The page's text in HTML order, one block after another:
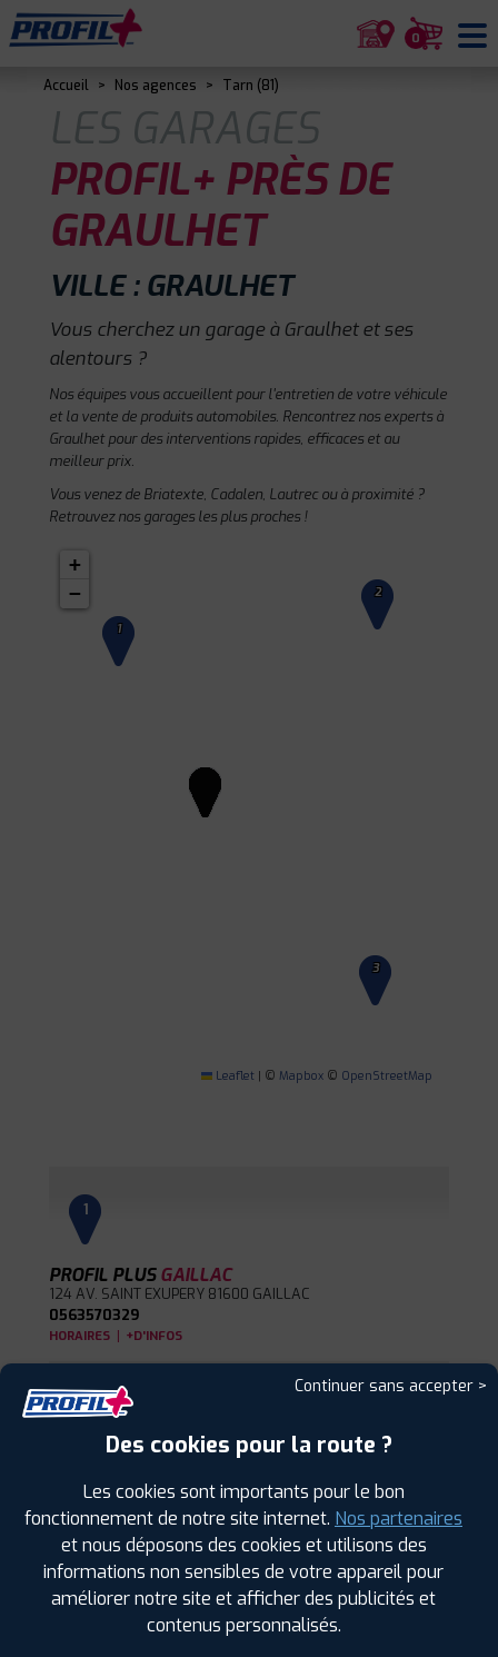
0
Accueil > Nos agences > Tarn (81)
LES GARAGES
PROFIL+ PRÈS DE
GRAULHET
VILLE : GRAULHET
Vous cherchez un garage à Graulhet et ses
alentours ?
Nos équipes vous accueillent pour l'entretien de votre véhicule
et la vente de produits automobiles. Rencontrez nos experts à
Graulhet pour des interventions rapides, efficaces et au
meilleur prix.
Vous venez de Briatexte, Cadalen, Lautrec ou à proximité ?
Retrouvez nos garages les plus proches !
1
2
3
+
−
Leaflet | © Mapbox © OpenStreetMap
1
PROFIL PLUSGAILLAC
124 AV. SAINT EXUPERY 81600 GAILLAC
0563570329
HORAIRES | +D'INFOS
2
165 ROUTE DE MONTPLAISIR RTE MILLAU
CARREFOUR
81000 ALBI
0563453030
HORAIRES | +D'INFOS
Continuer sans accepter >
Des cookies pour la route ?
Les cookies sont importants pour le bon
fonctionnement de notre site internet. Nos partenaires
et nous déposons des cookies et utilisons des
informations non sensibles de votre appareil pour
améliorer notre site et afficher des publicités et
contenus personnalisés.